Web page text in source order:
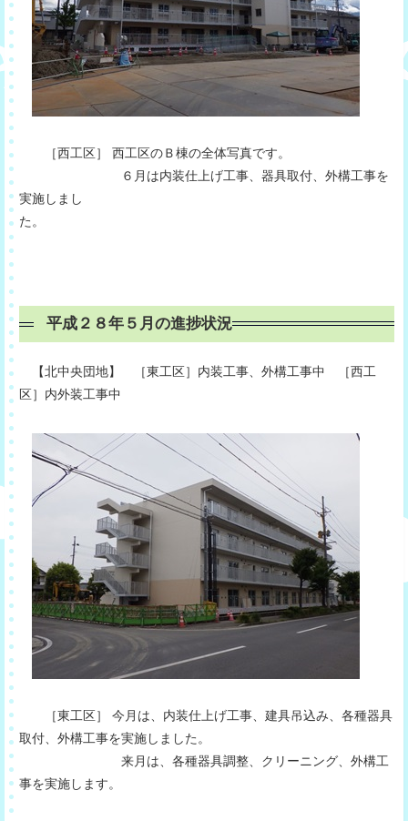
［西工区］ 西工区のＢ棟の全体写真です。
６月は内装仕上げ工事、器具取付、外構工事を
実施しまし
た。
平成２８年５月の進捗状況
【北中央団地】 ［東工区］内装工事、外構工事中 ［西工
区］内外装工事中
［東工区］ 今月は、内装仕上げ工事、建具吊込み、各種器具
取付、外構工事を実施しました。
来月は、各種器具調整、クリーニング、外構工
事を実施します。